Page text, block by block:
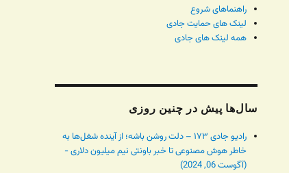
راهنماهای شروع
لینک های حمایت جادی
همه لینک های جادی
سال‌ها پیش در چنین روزی
رادیو جادی ۱۷۳ – دلت روشن باشه؛ از آینده شغل‌ها به
خاطر هوش مصنوعی تا خبر باونتی نیم میلیون دلاری -
(آگوست 06, 2024)